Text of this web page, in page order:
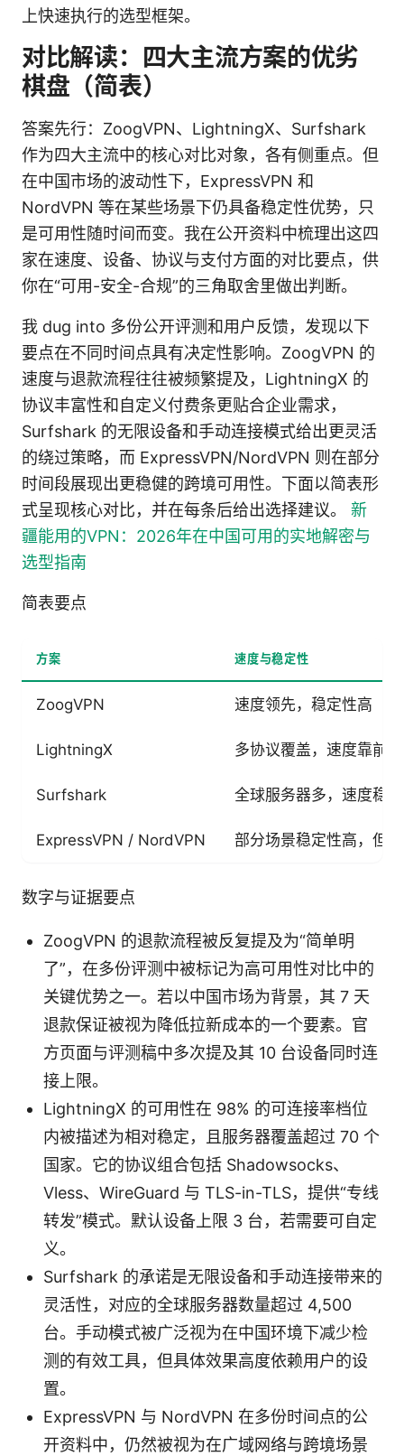
上快速执行的选型框架。
对比解读：四大主流方案的优劣
棋盘（简表）
答案先行：ZoogVPN、LightningX、Surfshark
作为四大主流中的核心对比对象，各有侧重点。但
在中国市场的波动性下，ExpressVPN 和
NordVPN 等在某些场景下仍具备稳定性优势，只
是可用性随时间而变。我在公开资料中梳理出这四
家在速度、设备、协议与支付方面的对比要点，供
你在“可用-安全-合规”的三角取舍里做出判断。
我 dug into 多份公开评测和用户反馈，发现以下
要点在不同时间点具有决定性影响。ZoogVPN 的
速度与退款流程往往被频繁提及，LightningX 的
协议丰富性和自定义付费条更贴合企业需求，
Surfshark 的无限设备和手动连接模式给出更灵活
的绕过策略，而 ExpressVPN/NordVPN 则在部分
时间段展现出更稳健的跨境可用性。下面以简表形
式呈现核心对比，并在每条后给出选择建议。 新
疆能用的VPN：2026年在中国可用的实地解密与
选型指南
简表要点
方案 速度与稳定性
ZoogVPN 速度领先，稳定性高
LightningX 多协议覆盖，速度靠前
Surfshark 全球服务器多，速度稳
ExpressVPN / NordVPN 部分场景稳定性高，但
数字与证据要点
ZoogVPN 的退款流程被反复提及为“简单明
了”，在多份评测中被标记为高可用性对比中的
关键优势之一。若以中国市场为背景，其 7 天
退款保证被视为降低拉新成本的一个要素。官
方页面与评测稿中多次提及其 10 台设备同时连
接上限。
LightningX 的可用性在 98% 的可连接率档位
内被描述为相对稳定，且服务器覆盖超过 70 个
国家。它的协议组合包括 Shadowsocks、
Vless、WireGuard 与 TLS-in-TLS，提供“专线
转发”模式。默认设备上限 3 台，若需要可自定
义。
Surfshark 的承诺是无限设备和手动连接带来的
灵活性，对应的全球服务器数量超过 4,500
台。手动模式被广泛视为在中国环境下减少检
测的有效工具，但具体效果高度依赖用户的设
置。
ExpressVPN 与 NordVPN 在多份时间点的公
开资料中，仍然被视为在广域网络与跨境场景